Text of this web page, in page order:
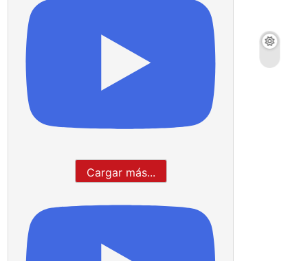
Cargar más...